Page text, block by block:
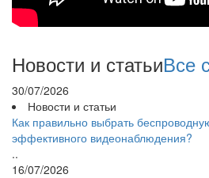
Новости и статьиВсе
30/07/2026
Новости и статьи
Как правильно выбрать
эффективного видеонаблюдения?
..
16/07/2026